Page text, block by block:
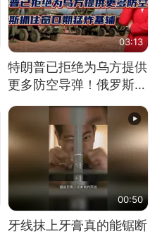
03:13
特朗普已拒绝为乌方提供
更多防空导弹！俄罗斯抓
00:50
牙线抹上牙膏真的能锯断